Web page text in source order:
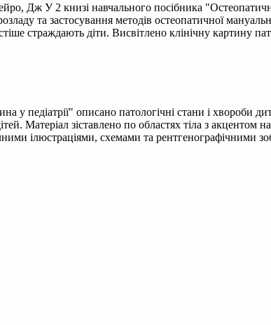
Дж У 2 книзі навчального посібника
та застосування методів остеопатичної
страждають діти. Висвітлено клінічну картину
у педіатрії" описано патологічні стани і хвороби
Матеріал зіставлено по областях тіла з
ілюстраціями, схемами та рентгенографічними